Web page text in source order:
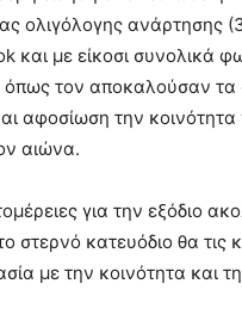
ολιγόλογης ανάρτησης
και με είκοσι συνολικά
τον αποκαλούσαν τα
αφοσίωση την κοινότητα
αιώνα.
για την εξόδιο
στερνό κατευόδιο θα
με την κοινότητα και